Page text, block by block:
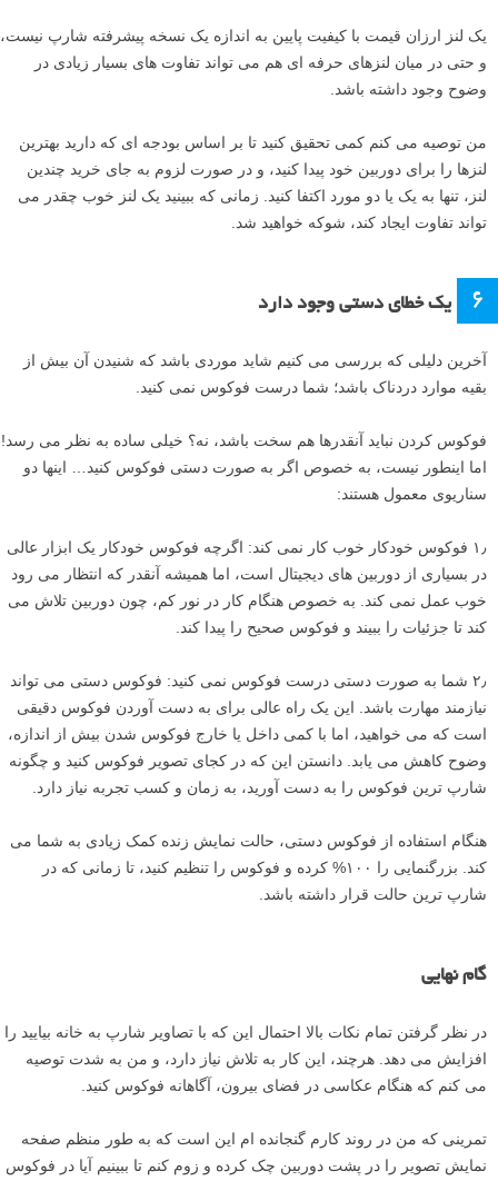
یک لنز ارزان قیمت با کیفیت پایین به اندازه یک نسخه پیشرفته شارپ نیست،
و حتی در میان لنزهای حرفه ای هم می تواند تفاوت های بسیار زیادی در
وضوح وجود داشته باشد.
من توصیه می کنم کمی تحقیق کنید تا بر اساس بودجه ای که دارید بهترین
لنزها را برای دوربین خود پیدا کنید، و در صورت لزوم به جای خرید چندین
لنز، تنها به یک یا دو مورد اکتفا کنید. زمانی که ببینید یک لنز خوب چقدر می
تواند تفاوت ایجاد کند، شوکه خواهید شد.
۶ یک خطای دستی وجود دارد
آخرین دلیلی که بررسی می کنیم شاید موردی باشد که شنیدن آن بیش از
بقیه موارد دردناک باشد؛ شما درست فوکوس نمی کنید.
فوکوس کردن نباید آنقدرها هم سخت باشد، نه؟ خیلی ساده به نظر می رسد!
اما اینطور نیست، به خصوص اگر به صورت دستی فوکوس کنید… اینها دو
سناریوی معمول هستند:
۱٫ فوکوس خودکار خوب کار نمی کند: اگرچه فوکوس خودکار یک ابزار عالی
در بسیاری از دوربین های دیجیتال است، اما همیشه آنقدر که انتظار می رود
خوب عمل نمی کند. به خصوص هنگام کار در نور کم، چون دوربین تلاش می
کند تا جزئیات را ببیند و فوکوس صحیح را پیدا کند.
۲٫ شما به صورت دستی درست فوکوس نمی کنید: فوکوس دستی می تواند
نیازمند مهارت باشد. این یک راه عالی برای به دست آوردن فوکوس دقیقی
است که می خواهید، اما با کمی داخل یا خارج فوکوس شدن بیش از اندازه،
وضوح کاهش می یابد. دانستن این که در کجای تصویر فوکوس کنید و چگونه
شارپ ترین فوکوس را به دست آورید، به زمان و کسب تجربه نیاز دارد.
هنگام استفاده از فوکوس دستی، حالت نمایش زنده کمک زیادی به شما می
کند. بزرگنمایی را ۱۰۰% کرده و فوکوس را تنظیم کنید، تا زمانی که در
شارپ ترین حالت قرار داشته باشد.
گام نهایی
در نظر گرفتن تمام نکات بالا احتمال این که با تصاویر شارپ به خانه بیایید را
افزایش می دهد. هرچند، این کار به تلاش نیاز دارد، و من به شدت توصیه
می کنم که هنگام عکاسی در فضای بیرون، آگاهانه فوکوس کنید.
تمرینی که من در روند کارم گنجانده ام این است که به طور منظم صفحه
نمایش تصویر را در پشت دوربین چک کرده و زوم کنم تا ببینیم آیا در فوکوس